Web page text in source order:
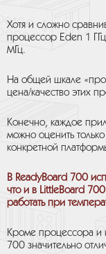
Хотя и сложно
процессор Eden 1
МГц.
На общей шкале
цена/качество этих
Конечно, каждое
можно оценить
конкретной
В ReadyBoard 700
что и в LittleBoard
работать при
Кроме процессора и
700 значительно